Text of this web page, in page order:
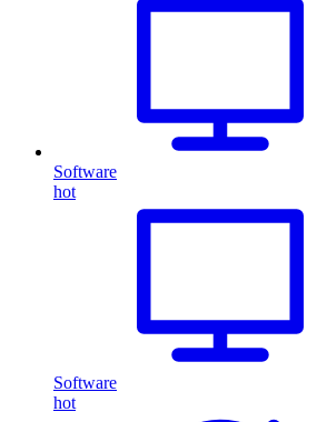
Software
hot
Software
hot